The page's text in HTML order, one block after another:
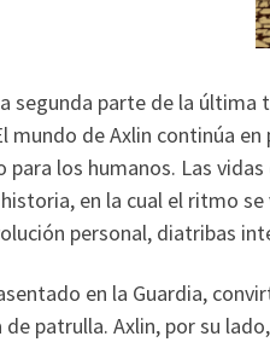
segunda parte de la última
mundo de Axlin continúa
para los humanos. Las
en la cual el ritmo
personal, diatribas
en la Guardia,
de patrulla. Axlin, por su